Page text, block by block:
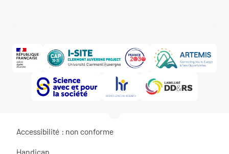
Accessibilité : non conforme
Handicap